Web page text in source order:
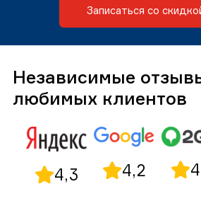
Записаться со
Независимые
любимых клиентов
4,3 4,2